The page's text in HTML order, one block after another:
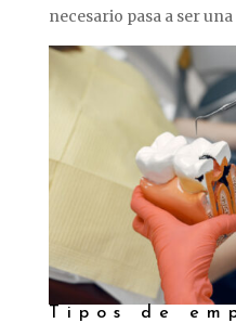
necesario pasa a ser
Tipos de